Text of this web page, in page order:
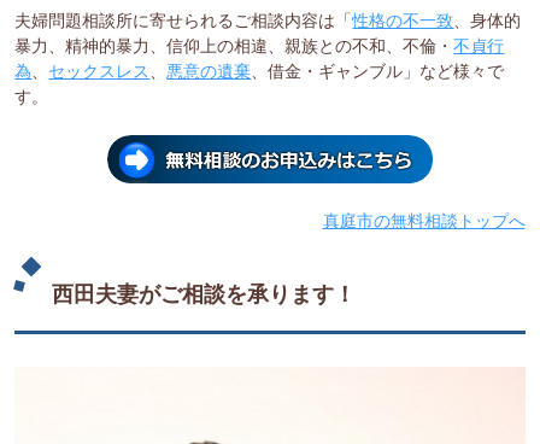
夫婦問題相談所に寄せられるご相談内容は「性格の不一致 、身体的
暴力、精神的暴力、信仰上の相違、親族との不和、不倫・不貞行
為
セックスレス 悪意の遺棄 、借金・ギャンブル」など様々で
す。
真庭市の無料相談トップへ
西田夫妻がご相談を承ります！